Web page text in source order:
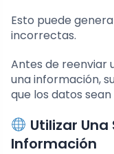
Esto puede
incorrectas.
Antes de reenviar
una información,
que los datos
Utilizar
Información